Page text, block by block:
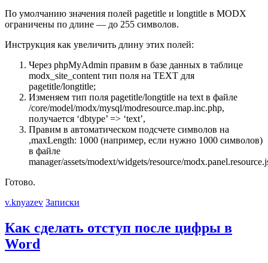
По умолчанию значения полей pagetitle и longtitle в MODX
ограничены по длине — до 255 символов.
Инструкция как увеличить длину этих полей:
Через phpMyAdmin правим в базе данных в таблице
modx_site_content тип поля на TEXT для
pagetitle/longtitle;
Изменяем тип поля pagetitle/longtitle на text в файле
/core/model/modx/mysql/modresource.map.inc.php,
получается ‘dbtype’ => ‘text’,
Правим в автоматическом подсчете символов на
,maxLength: 1000 (например, если нужно 1000 символов)
в файле
manager/assets/modext/widgets/resource/
Готово.
v.knyazev Записки
Как сделать отступ после цифры в
Word